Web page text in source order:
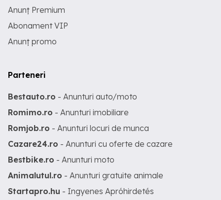
Anunț Premium
Abonament VIP
Anunț promo
Parteneri
Bestauto.ro - Anunturi auto/moto
Romimo.ro - Anunturi imobiliare
Romjob.ro - Anunturi locuri de munca
Cazare24.ro - Anunturi cu oferte de cazare
Bestbike.ro - Anunturi moto
Animalutul.ro - Anunturi gratuite animale
Startapro.hu - Ingyenes Apróhirdetés